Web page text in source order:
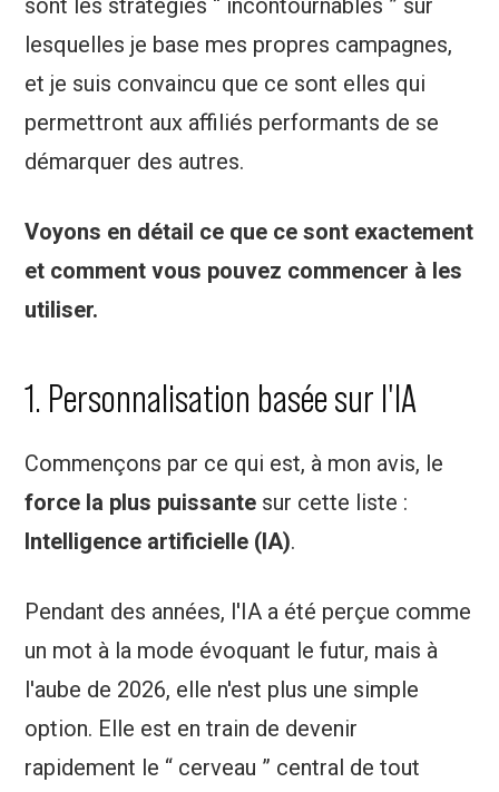
sont les stratégies “ incontournables ” sur
lesquelles je base mes propres campagnes,
et je suis convaincu que ce sont elles qui
permettront aux affiliés performants de se
démarquer des autres.
Voyons en détail ce que ce sont exactement
et comment vous pouvez commencer à les
utiliser.
1. Personnalisation basée sur l'IA
Commençons par ce qui est, à mon avis, le
force la plus puissante sur cette liste :
Intelligence artificielle (IA).
Pendant des années, l'IA a été perçue comme
un mot à la mode évoquant le futur, mais à
l'aube de 2026, elle n'est plus une simple
option. Elle est en train de devenir
rapidement le “ cerveau ” central de tout